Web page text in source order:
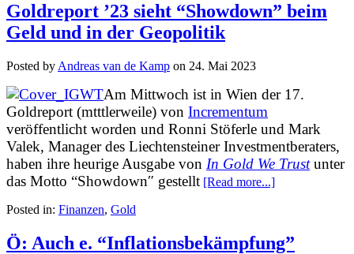
Goldreport ’23 sieht “Showdown” beim
Geld und in der Geopolitik
Posted by Andreas van de Kamp on 24. Mai 2023
Am Mittwoch ist in Wien der 17.
Goldreport (mtttlerweile) von Incrementum
veröffentlicht worden und Ronni Stöferle und Mark
Valek, Manager des Liechtensteiner Investmentberaters,
haben ihre heurige Ausgabe von In Gold We Trustunter
das Motto “Showdown″ gestellt [Read more...]
Posted in: Finanzen, Gold
Ö: Auch e. “Inflationsbekämpfung”